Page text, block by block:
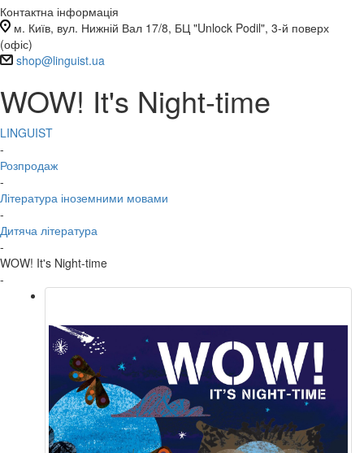
Контактна інформація
м. Київ, вул. Нижній Вал 17/8, БЦ "Unlock Podil", 3-й поверх
(офіс)
shop@linguist.ua
WOW! It's Night-time
LINGUIST
-
Розпродаж
-
Література іноземними мовами
-
Дитяча література
-
WOW! It's Night-time
-